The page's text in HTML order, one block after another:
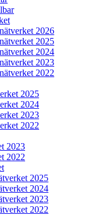
2026
2025
2024
2023
2022
2025
2024
2023
2022
2023
2022
2025
2024
2023
2022